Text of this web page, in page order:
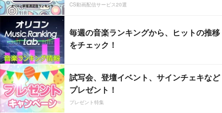
CS動画配信サービス20選
毎週の音楽ランキングから、ヒットの推移
をチェック！
試写会、登壇イベント、サインチェキなど
プレゼント！
プレゼント特集